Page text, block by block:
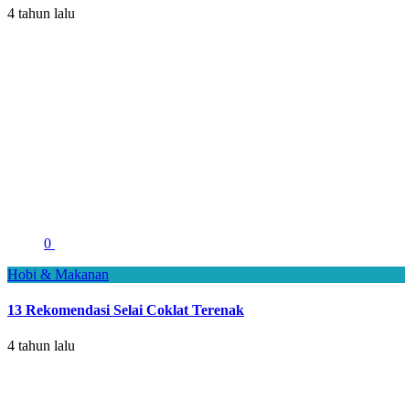
4 tahun lalu
0
Hobi & Makanan
13 Rekomendasi Selai Coklat Terenak
4 tahun lalu